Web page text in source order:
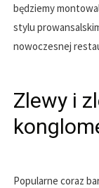
będziemy
stylu
nowoczesnej
Zlewy i
Popularne coraz